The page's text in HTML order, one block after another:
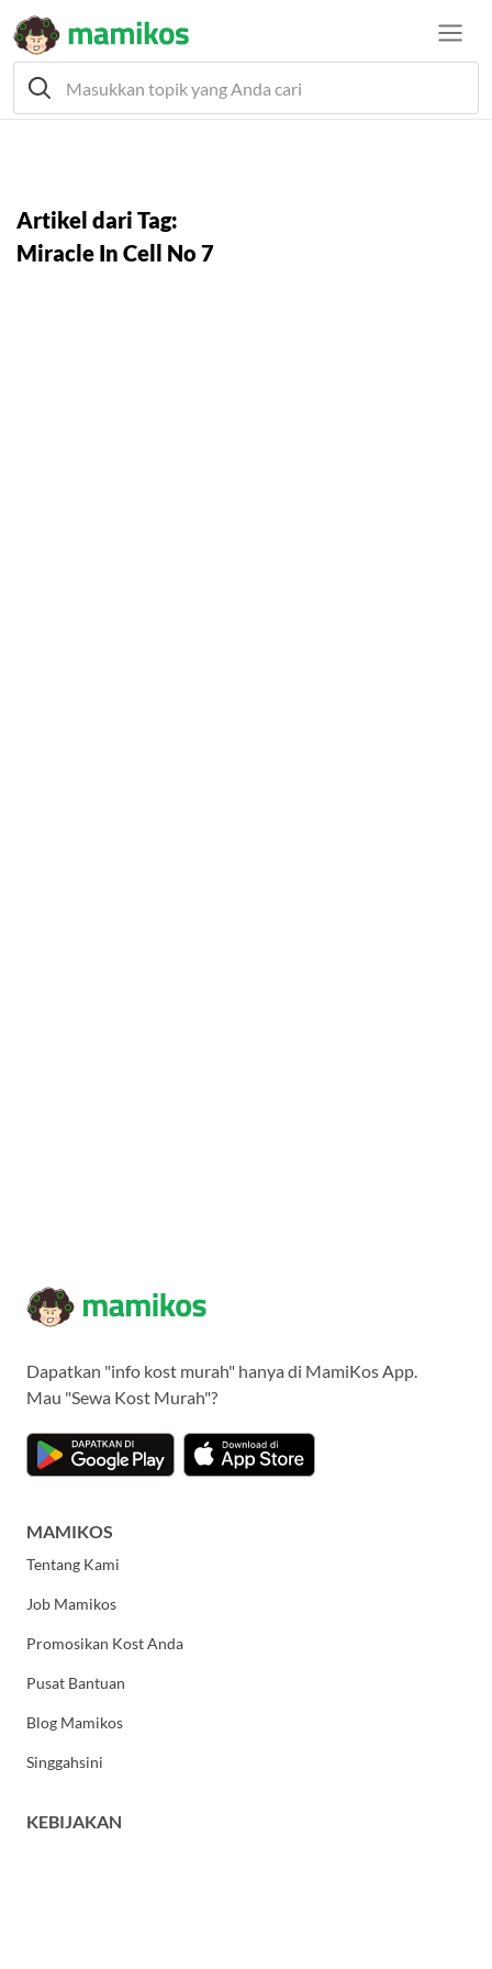
Artikel dari Tag:
Miracle In Cell No 7
Dapatkan "info kost murah" hanya di MamiKos App.
Mau "Sewa Kost Murah"?
MAMIKOS
Tentang Kami
Job Mamikos
Promosikan Kost Anda
Pusat Bantuan
Blog Mamikos
Singgahsini
KEBIJAKAN